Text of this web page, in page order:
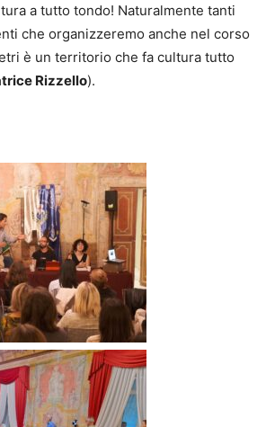
a tutto tondo! Naturalmente tanti
che organizzeremo anche nel corso
è un territorio che fa cultura tutto
Rizzello).